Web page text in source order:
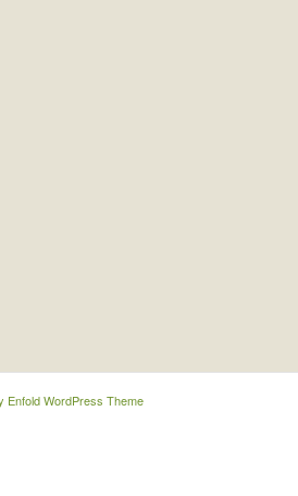
Enfold WordPress Theme